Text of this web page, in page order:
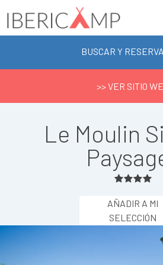
BUSCAR Y
>> VER SITIO
Le Moulin
AÑADIR A MI
SELECCIÓN